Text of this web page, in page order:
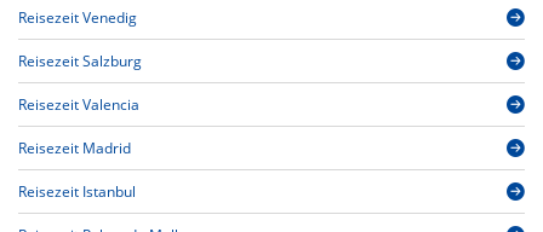
Reisezeit Venedig
Reisezeit Salzburg
Reisezeit Valencia
Reisezeit Madrid
Reisezeit Istanbul